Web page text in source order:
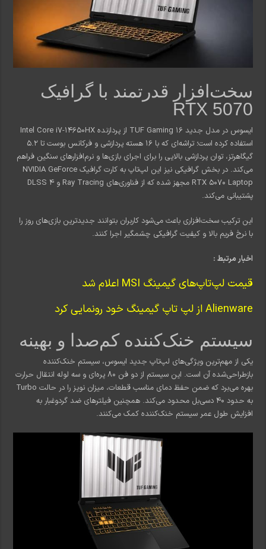
سخت‌افزار قدرتمند با گرافیک
RTX 5070
ایسوس در مدل جدید TUF Gaming 16 از پردازنده Intel Core i7-14650HX
استفاده کرده است؛ تراشه‌ای که با 16 هسته پردازشی و فرکانس بوست تا 5.2
گیگاهرتز، توان پردازشی بالایی را برای اجرای بازی‌ها و نرم‌افزارهای سنگین فراهم
می‌کند. در بخش گرافیکی نیز این لپ‌تاپ به کارت گرافیک NVIDIA GeForce
RTX 5070 Laptop مجهز شده که از فناوری‌های Ray Tracing و DLSS 4
پشتیبانی می‌کند.
این ترکیب سخت‌افزاری باعث می‌شود کاربران بتوانند جدیدترین بازی‌های روز را
با نرخ فریم بالا و کیفیت گرافیکی چشمگیر اجرا کنند.
اخبار مرتبط :
قیمت لپ‌تاپ‌های گیمینگ MSI اعلام شد
Alienware از لپ تاپ گیمینگ خود رونمایی کرد
سیستم خنک‌کننده کم‌صدا و بهینه
یکی از مهم‌ترین ویژگی‌های لپ‌تاپ جدید ایسوس، سیستم خنک‌کننده
بازطراحی‌شده آن است. این سیستم از دو فن 80 پره‌ای و سه لوله انتقال حرارت
بهره می‌برد که ضمن حفظ دمای مناسب قطعات، میزان نویز را در حالت Turbo
به حدود 40 دسی‌بل محدود می‌کند. همچنین فیلترهای ضد گردوغبار به
افزایش طول عمر سیستم خنک‌کننده کمک می‌کنند.